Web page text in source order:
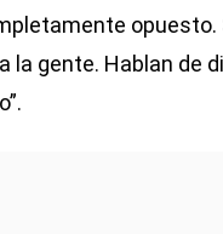
opuesto.
la gente. Hablan de